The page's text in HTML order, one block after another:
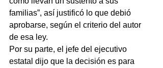
familias”, así justificó lo que debió
aprobarse, según el criterio del autor
de esa ley.
Por su parte, el jefe del ejecutivo
estatal dijo que la decisión es para